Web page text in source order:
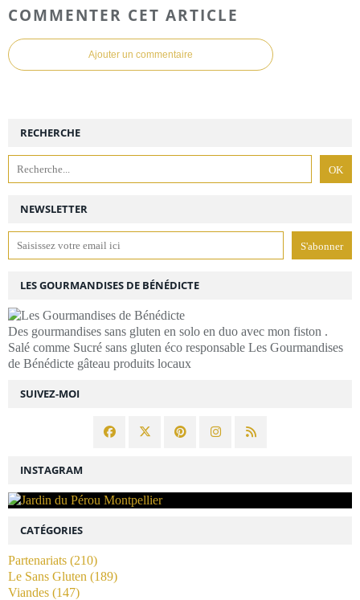
COMMENTER CET ARTICLE
Ajouter un commentaire
NEWSLETTER
SUIVEZ-MOI
RECHERCHE
LES GOURMANDISES DE BÉNÉDICTE
Des gourmandises sans gluten en solo en duo avec mon fiston .
Salé comme Sucré sans gluten éco responsable Les Gourmandises
de Bénédicte gâteau produits locaux
INSTAGRAM
CATÉGORIES
Partenariats (210)
Le Sans Gluten (189)
Viandes (147)